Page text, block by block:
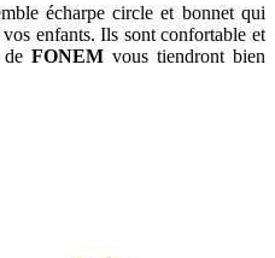
écharpe circle et bonnet qui
enfants. Ils sont confortable et
deFONEM vous tiendront bien